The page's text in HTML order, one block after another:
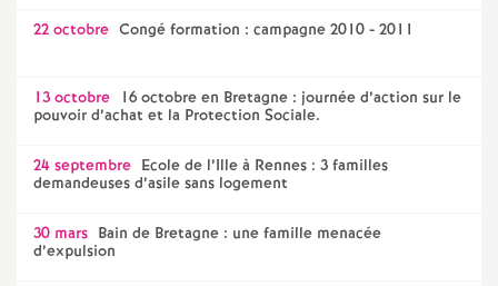
22 octobre Congé formation : campagne 2010 - 2011
13 octobre 16 octobre en Bretagne : journée d’action sur le
pouvoir d’achat et la Protection Sociale.
24 septembre Ecole de l’Ille à Rennes : 3 familles
demandeuses d’asile sans logement
30 mars Bain de Bretagne : une famille menacée
d’expulsion